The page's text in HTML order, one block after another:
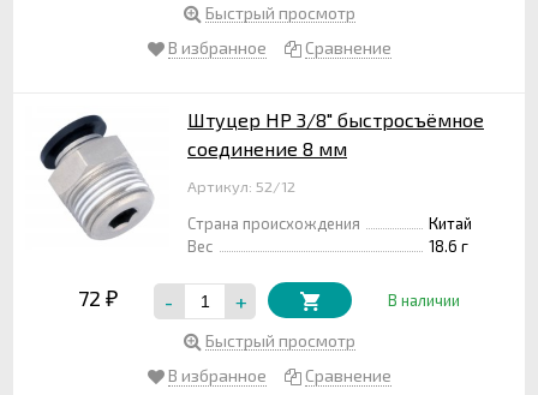
Быстрый просмотр
В избранное
Сравнение
Штуцер НР 3/8" быстросъёмное
соединение 8 мм
Артикул: 52/12
Страна происхождения
Китай
Вес
18.6 г
72 ₽ - + В наличии
Быстрый просмотр
В избранное
Сравнение